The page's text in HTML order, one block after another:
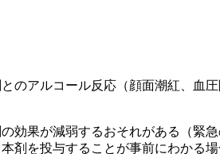
アルコール反応（顔面潮紅、血圧
効果が減弱するおそれがある（緊
剤を投与することが事前にわかる